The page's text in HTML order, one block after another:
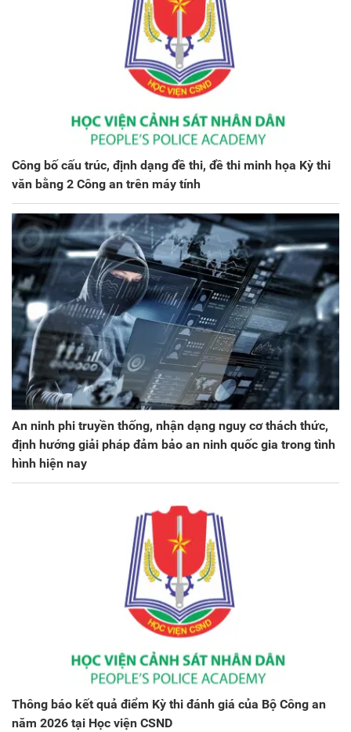
Công bố cấu trúc, định dạng đề thi, đề thi minh họa Kỳ thi
văn bằng 2 Công an trên máy tính
An ninh phi truyền thống, nhận dạng nguy cơ thách thức,
định hướng giải pháp đảm bảo an ninh quốc gia trong tình
hình hiện nay
Thông báo kết quả điểm Kỳ thi đánh giá của Bộ Công an
năm 2026 tại Học viện CSND